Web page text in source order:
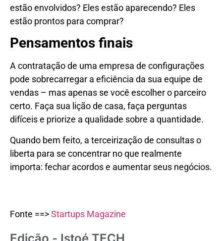
estão envolvidos? Eles estão aparecendo? Eles
estão prontos para comprar?
Pensamentos finais
A contratação de uma empresa de configurações
pode sobrecarregar a eficiência da sua equipe de
vendas – mas apenas se você escolher o parceiro
certo. Faça sua lição de casa, faça perguntas
difíceis e priorize a qualidade sobre a quantidade.
Quando bem feito, a terceirização de consultas o
liberta para se concentrar no que realmente
importa: fechar acordos e aumentar seus negócios.
Fonte ==>Startups Magazine